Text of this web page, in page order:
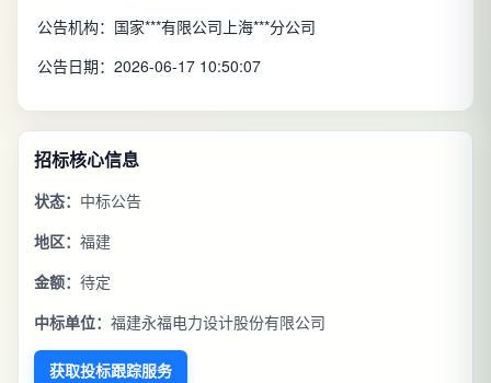
公告机构：国家***有限公司上海***分公司
公告日期：2026-06-17 10:50:07
招标核心信息
状态： 中标公告
地区： 福建
金额： 待定
中标单位： 福建永福电力设计股份有限公司
获取投标跟踪服务